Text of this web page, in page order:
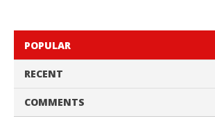
POPULAR
RECENT
COMMENTS